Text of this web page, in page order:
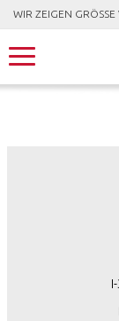
WIR ZEIGEN